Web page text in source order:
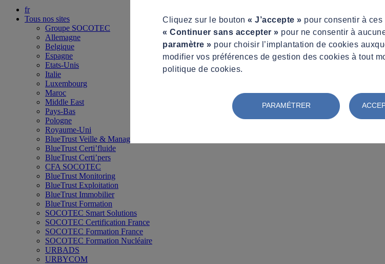
fr
Tous nos sites
Groupe SOCOTEC
Allemagne
Belgique
Espagne
Etats-Unis
Italie
Luxembourg
Maroc
Middle East
Pays-Bas
Pologne
Royaume-Uni
BlueTrust Veille & Management
BlueTrust Certi’fluide
BlueTrust Certi’pers
CFA SOCOTEC
BlueTrust Monitoring
BlueTrust Exploitation
BlueTrust Immobilier
BlueTrust Formation
SOCOTEC Smart Solutions
SOCOTEC Certification France
SOCOTEC Formation France
SOCOTEC Formation Nucléaire
URBADS
URBYCOM
Cliquez sur le bouton « J’accepte » pour consentir à
« Continuer sans accepter » pour ne consentir à
paramètre » pour choisir l’implantation de cookies
modifier vos préférences de gestion des cookies à tout
politique de cookies.
PARAMÉTRER